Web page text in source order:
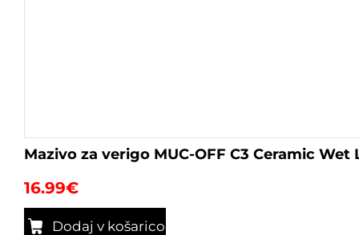
Mazivo za verigo MUC-OFF C3 Ceramic Wet
16.99€
Dodaj v košarico